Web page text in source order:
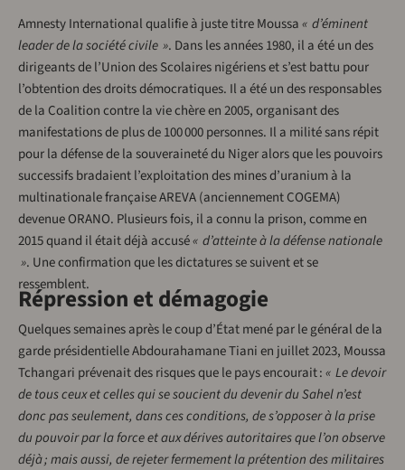
Amnesty International qualifie à juste titre Moussa« d’éminent
leader de la société civile ». Dans les années 1980, il a été un des
dirigeants de l’Union des Scolaires nigériens et s’est battu pour
l’obtention des droits démocratiques. Il a été un des responsables
de la Coalition contre la vie chère en 2005, organisant des
manifestations de plus de 100 000 personnes. Il a milité sans répit
pour la défense de la souveraineté du Niger alors que les pouvoirs
successifs bradaient l’exploitation des mines d’uranium à la
multinationale française AREVA (anciennement COGEMA)
devenue ORANO. Plusieurs fois, il a connu la prison, comme en
2015 quand il était déjà accusé« d’atteinte à la défense nationale
». Une confirmation que les dictatures se suivent et se
ressemblent.
Répression et démagogie
Quelques semaines après le coup d’État mené par le général de la
garde présidentielle Abdourahamane Tiani en juillet 2023, Moussa
Tchangari prévenait des risques que le pays encourait :« Le devoir
de tous ceux et celles qui se soucient du devenir du Sahel n’est
donc pas seulement, dans ces conditions, de s’opposer à la prise
du pouvoir par la force et aux dérives autoritaires que l’on observe
déjà ; mais aussi, de rejeter fermement la prétention des militaires